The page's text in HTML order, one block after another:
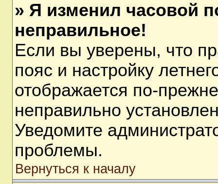
» Я изменил часовой
неправильное!
Если вы уверены, что
пояс и настройку
отображается по-
неправильно
Уведомите
проблемы.
Вернуться к началу